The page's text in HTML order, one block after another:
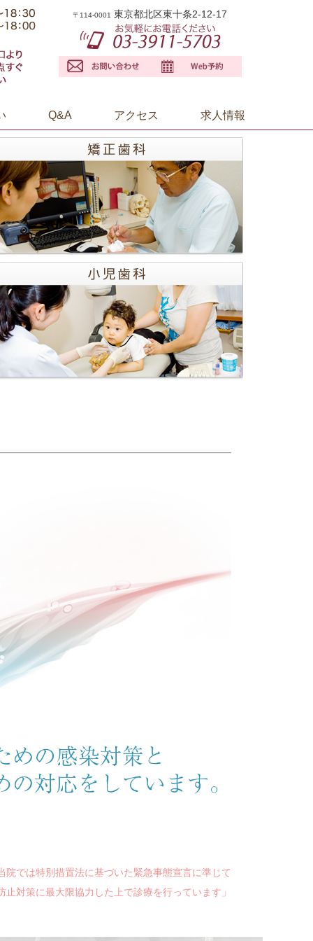
〒114-0001 東京都北区東十条2-12-17
Q&A アクセス 求人情報
院では特別措置法に基づいた緊急事態宣言に準じて
止対策に最大限協力した上で診療を行っています」